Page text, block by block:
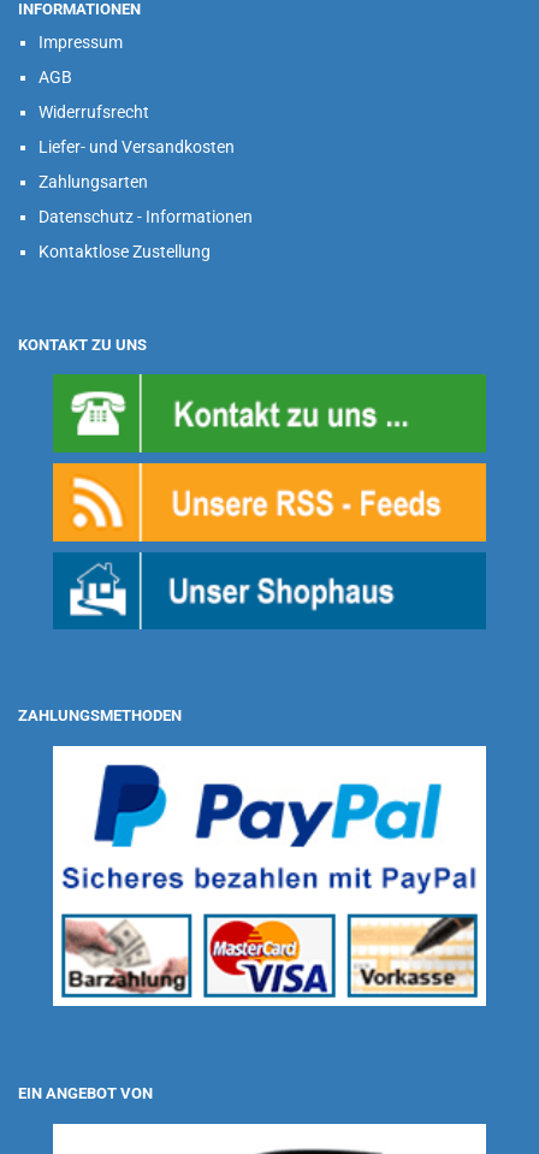
INFORMATIONEN
Impressum
AGB
Widerrufsrecht
Liefer- und Versandkosten
Zahlungsarten
Datenschutz - Informationen
Kontaktlose Zustellung
KONTAKT ZU UNS
ZAHLUNGSMETHODEN
EIN ANGEBOT VON